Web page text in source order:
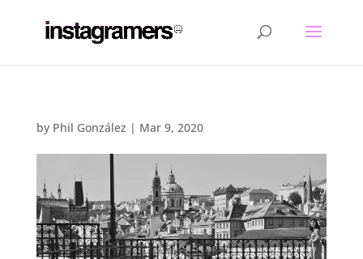
by Phil González | Mar 9, 2020